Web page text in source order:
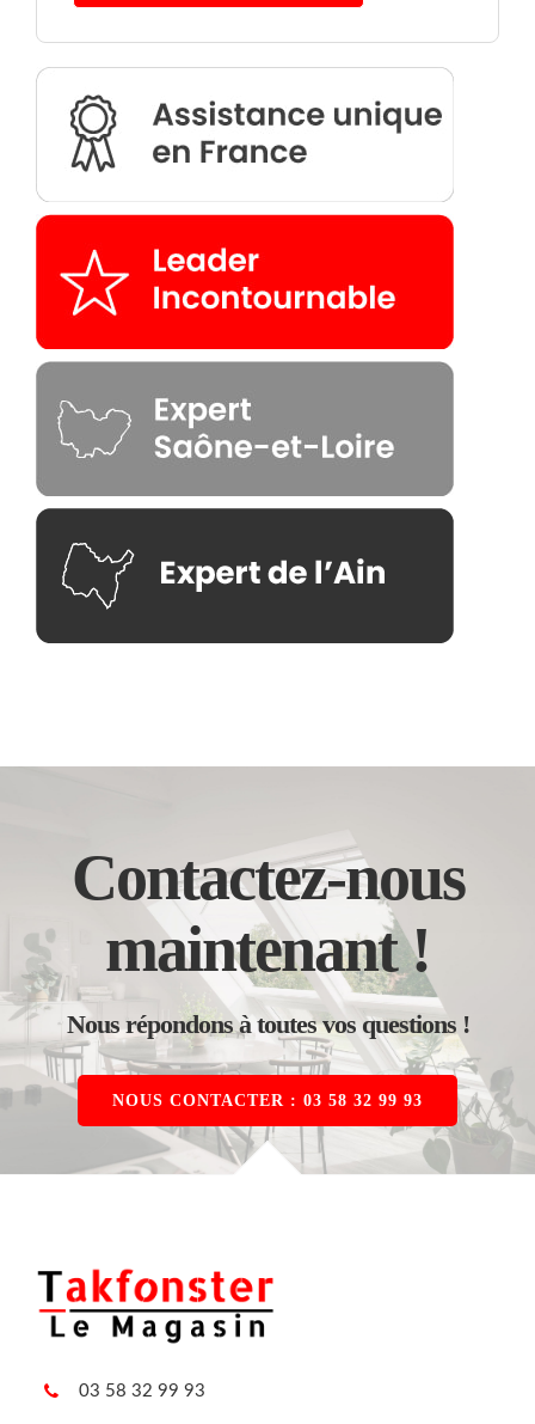
Contactez-nous
maintenant !
Nous répondons à toutes vos questions !
NOUS CONTACTER : 03 58 32 99 93
03 58 32 99 93